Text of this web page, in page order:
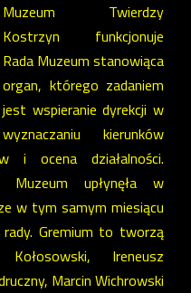
Muzeum Twierdzy
Kostrzyn funkcjonuje
Rada Muzeum stanowiąca
organ, którego zadaniem
jest wspieranie dyrekcji w
wyznaczaniu kierunków
i ocena działalności.
Muzeum upłynęła w
w tym samym miesiącu
Gremium to tworzą
Ireneusz
Marcin Wichrowski